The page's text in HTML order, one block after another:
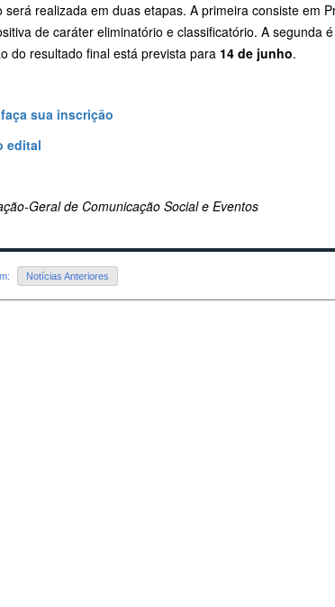
será realizada em duas etapas. A primeira consiste em
de caráter eliminatório e classificatório. A segunda
do resultado final está prevista para 14 de junho.
sua inscrição
edital
Geral de Comunicação Social e Eventos
Notícias Anteriores